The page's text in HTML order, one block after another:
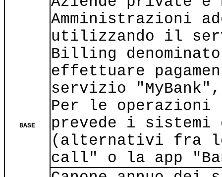
BASE
Amministrazioni
utilizzando il
Billing
effettuare
servizio
Per le operazioni
prevede i sistemi
(alternativi fra
call" o la app